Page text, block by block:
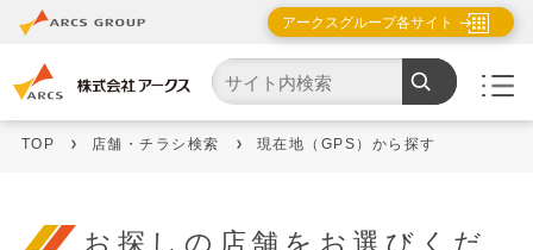
アークスグループ各サイト
TOP 店舗・チラシ検索 現在地（GPS）から探す
お探しの店舗をお選びくだ